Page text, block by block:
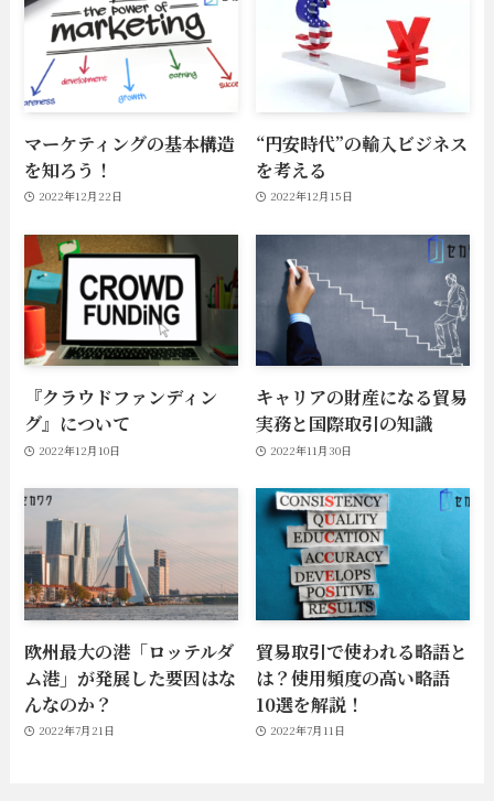
マーケティングの基本構造
を知ろう！
2022年12月22日
“円安時代”の輸入ビジネス
を考える
2022年12月15日
『クラウドファンディン
グ』について
2022年12月10日
キャリアの財産になる貿易
実務と国際取引の知識
2022年11月30日
欧州最大の港「ロッテルダ
ム港」が発展した要因はな
んなのか？
2022年7月21日
貿易取引で使われる略語と
は？使用頻度の高い略語
10選を解説！
2022年7月11日